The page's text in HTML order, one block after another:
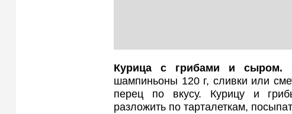
Курица с грибами и сыром.
шампиньоны 120 г, сливки или
перец по вкусу. Курицу и
разложить по тарталеткам,